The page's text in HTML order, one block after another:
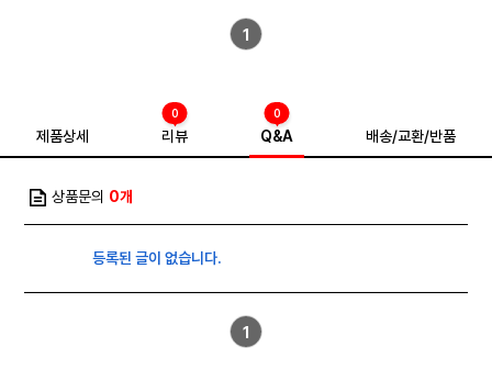
1
제품상세 리뷰
0
Q&A
0
배송/교환/반품
상품문의 0개
등록된 글이 없습니다.
1